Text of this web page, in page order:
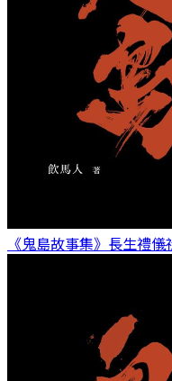
《鬼島故事集》長生禮儀